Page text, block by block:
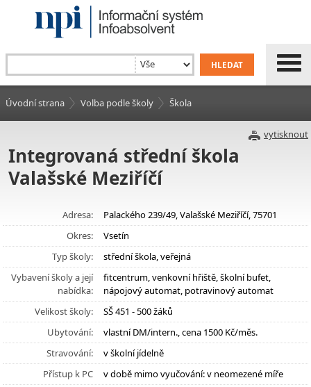
Úvodní strana Volba podle školy Škola
vytisknout
Integrovaná střední škola
Valašské Meziříčí
Adresa:
Palackého 239/49, Valašské Meziříčí, 75701
Okres:
Vsetín
Typ školy:
střední škola, veřejná
Vybavení školy a její
nabídka:
fitcentrum, venkovní hřiště, školní bufet,
nápojový automat, potravinový automat
Velikost školy:
SŠ 451 - 500 žáků
Ubytování:
vlastní DM/intern., cena 1500 Kč/měs.
Stravování:
v školní jídelně
Přístup k PC
v době mimo vyučování: v neomezené míře